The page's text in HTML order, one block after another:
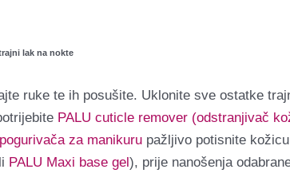
lak na nokte
ruke te ih posušite. Uklonite sve ostatke
PALU cuticle remover (odstranjivač
za manikuru pažljivo potisnite
PALU Maxi base gel ), prije nanošenja